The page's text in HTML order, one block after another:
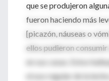
que se produjeron
fueron haciendo más
[picazón, náuseas o
ellos pudieron
en sus casas. Estos
el uso regular de la